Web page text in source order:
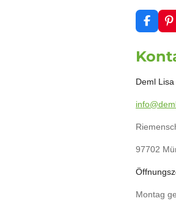
F
a
e
b
o
P
i
t
e
e
t
Deml Lisa
97702
Montag